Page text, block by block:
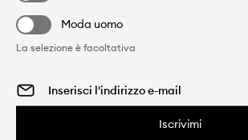
Moda uomo
La selezione è facoltativa
Iscrivimi